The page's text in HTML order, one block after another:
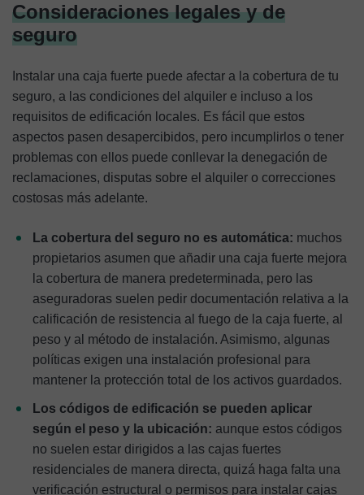
Consideraciones legales y de
seguro
Instalar una caja fuerte puede afectar a la cobertura de tu
seguro, a las condiciones del alquiler e incluso a los
requisitos de edificación locales. Es fácil que estos
aspectos pasen desapercibidos, pero incumplirlos o tener
problemas con ellos puede conllevar la denegación de
reclamaciones, disputas sobre el alquiler o correcciones
costosas más adelante.
La cobertura del seguro no es automática: muchos
propietarios asumen que añadir una caja fuerte mejora
la cobertura de manera predeterminada, pero las
aseguradoras suelen pedir documentación relativa a la
calificación de resistencia al fuego de la caja fuerte, al
peso y al método de instalación. Asimismo, algunas
políticas exigen una instalación profesional para
mantener la protección total de los activos guardados.
Los códigos de edificación se pueden aplicar
según el peso y la ubicación: aunque estos códigos
no suelen estar dirigidos a las cajas fuertes
residenciales de manera directa, quizá haga falta una
verificación estructural o permisos para instalar cajas